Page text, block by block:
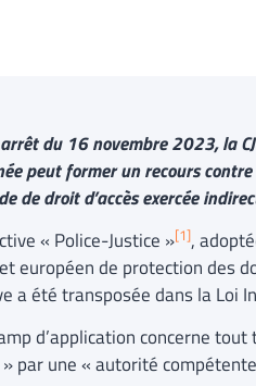
du 16 novembre 2023, la
peut former un recours
de droit d’accès exercée
« Police-Justice »[1],
européen de protection des
a été transposée dans la Loi
d’application concerne
par une « autorité